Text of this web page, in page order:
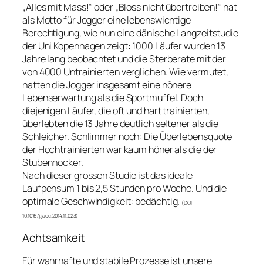
„Alles mit Mass!“ oder „Bloss nicht übertreiben!“ hat
als Motto für Jogger eine lebenswichtige
Berechtigung, wie nun eine dänische Langzeitstudie
der Uni Kopenhagen zeigt: 1000 Läufer wurden 13
Jahre lang beobachtet und die Sterberate mit der
von 4000 Untrainierten verglichen. Wie vermutet,
hatten die Jogger insgesamt eine höhere
Lebenserwartung als die Sportmuffel. Doch
diejenigen Läufer, die oft und hart trainierten,
überlebten die 13 Jahre deutlich seltener als die
Schleicher. Schlimmer noch: Die Überlebensquote
der Hochtrainierten war kaum höher als die der
Stubenhocker.
Nach dieser grossen Studie istdas ideale
Laufpensum 1 bis 2,5 Stunden pro Woche. Und die
optimale Geschwindigkeit: bedächtig. (DOI:
10.1016/j.jacc.2014.11.023)
Achtsamkeit
Für wahrhafte und stabile Prozesse ist unsere